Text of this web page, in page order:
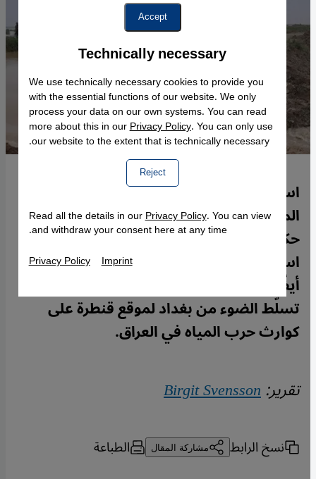
استغل المسلحون المناهضون لحكومة
المالكي مياه نهر الفرات كوسيلة لمواجهة
حكومة بغداد. ولكن حكومة المالكي
استخدمت من جانبها وسائل غير إنسانية
أيضًا. الصحفية الألمانية بيرغيت سفينسون
تسلّط الضوء من بغداد لموقع قنطرة على
كوارث حرب المياه في العراق.
تقرير:Birgit Svensson
نسخ الرابط مشاركة المقال الطباعة
Technically necessary
We use technically necessary cookies to provide you
with the essential functions of our website. We only
process your data on our own systems. You can read
more about this in ourPrivacy Policy. You can only use
our website to the extent that is technically necessary.
Reject
Google Maps Embed
Accept
Read all the details in ourPrivacy Policy. You can view
and withdraw your consent here at any time.
Privacy Policy Imprint